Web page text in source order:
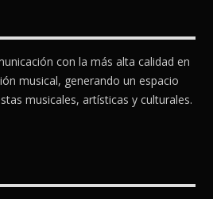
con la más alta calidad en
musical, generando un espacio
musicales, artísticas y culturales.